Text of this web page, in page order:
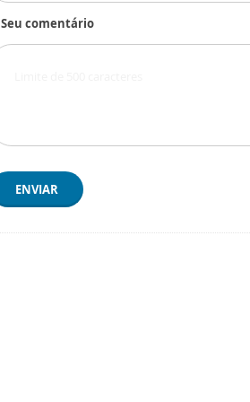
Seu comentário
ENVIAR